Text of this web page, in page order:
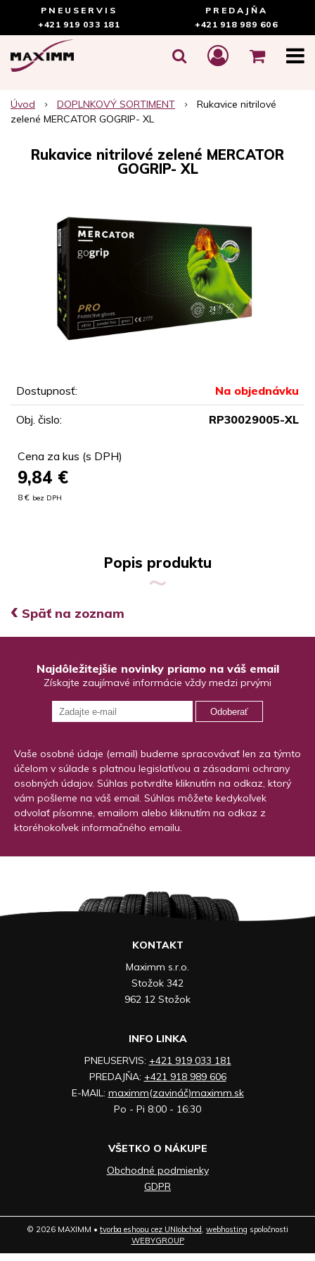
PNEUSERVIS
+421 919 033 181
PREDAJŇA
+421 918 989 606
Úvod DOPLNKOVÝ SORTIMENT
Rukavice nitrilové
zelené MERCATOR GOGRIP- XL
Rukavice nitrilové zelené MERCATOR
GOGRIP- XL
Dostupnosť: Na objednávku
Obj. čislo: RP30029005-XL
Cena za kus (s DPH)
9,84 €
8 € bez DPH
Popis produktu
‹ Späť na zoznam
Najdôležitejšie novinky priamo na váš email
Získajte zaujímavé informácie vždy medzi prvými
Odoberať
Vaše osobné údaje (email) budeme spracovávať len za týmto
účelom v súlade s platnou legislatívou a zásadami ochrany
osobných údajov. Súhlas potvrdíte kliknutím na odkaz, ktorý
vám pošleme na váš email. Súhlas môžete kedykoľvek
odvolať písomne, emailom alebo kliknutím na odkaz z
ktoréhokoľvek informačného emailu.
KONTAKT
Maximm s.r.o.
Stožok 342
962 12 Stožok
INFO LINKA
PNEUSERVIS: +421 919 033 181
PREDAJŇA: +421 918 989 606
E-MAIL: maximm(zavináč)maximm.sk
Po - Pi 8:00 - 16:30
VŠETKO O NÁKUPE
Obchodné podmienky
GDPR
© 2026 MAXIMM • tvorba eshopu cez UNIobchod webhosting spoločnosti
WEBYGROUP